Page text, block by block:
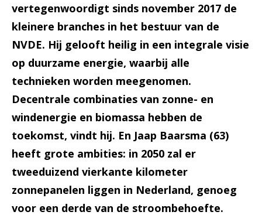
vertegenwoordigt sinds november 2017 de
kleinere branches in het bestuur van de
NVDE. Hij gelooft heilig in een integrale visie
op duurzame energie, waarbij alle
technieken worden meegenomen.
Decentrale combinaties van zonne- en
windenergie en biomassa hebben de
toekomst, vindt hij. En Jaap Baarsma (63)
heeft grote ambities: in 2050 zal er
tweeduizend vierkante kilometer
zonnepanelen liggen in Nederland, genoeg
voor een derde van de stroombehoefte.